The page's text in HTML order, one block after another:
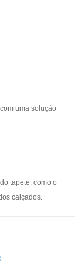
uma solução
tapete, como o
calçados.